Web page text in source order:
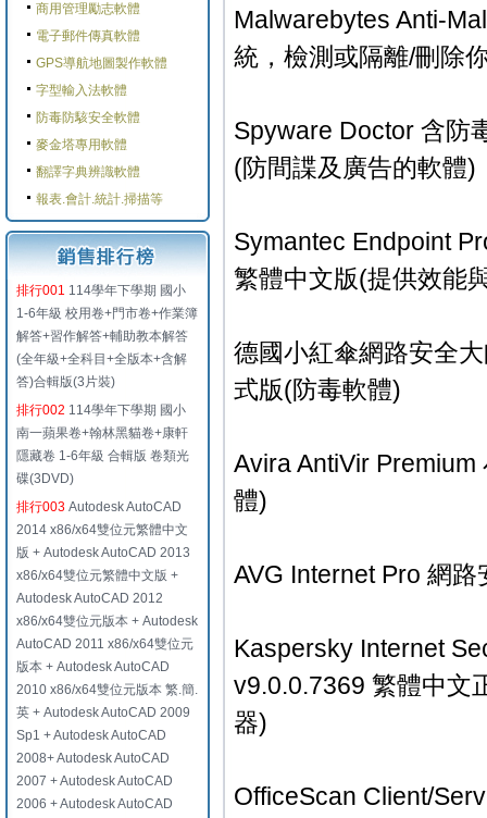
商用管理勵志軟體
電子郵件傳真軟體
GPS導航地圖製作軟體
字型輸入法軟體
防毒防駭安全軟體
麥金塔專用軟體
翻譯字典辨識軟體
報表.會計.統計.掃描等
排行001 114學年下學期 國小
1-6年級 校用卷+門市卷+作業簿
解答+習作解答+輔助教本解答
(全年級+全科目+全版本+含解
答)合輯版(3片裝)
排行002 114學年下學期 國小
南一蘋果卷+翰林黑貓卷+康軒
隱藏卷 1-6年級 合輯版 卷類光
碟(3DVD)
排行003 Autodesk AutoCAD
2014 x86/x64雙位元繁體中文
版 + Autodesk AutoCAD 2013
x86/x64雙位元繁體中文版 +
Autodesk AutoCAD 2012
x86/x64雙位元版本 + Autodesk
AutoCAD 2011 x86/x64雙位元
版本 + Autodesk AutoCAD
2010 x86/x64雙位元版本 繁.簡.
英 + Autodesk AutoCAD 2009
Sp1 + Autodesk AutoCAD
2008+ Autodesk AutoCAD
2007 + Autodesk AutoCAD
2006 + Autodesk AutoCAD
Malwarebytes Anti-
統，檢測或隔離/刪除
Spyware Doctor 含防
(防間諜及廣告的軟體)
Symantec Endpoint
繁體中文版(提供效能
德國小紅傘網路安全
式版(防毒軟體)
Avira AntiVir
體)
AVG Internet Pro 網
Kaspersky Internet
v9.0.0.7369 繁體中文
器)
OfficeScan Client/